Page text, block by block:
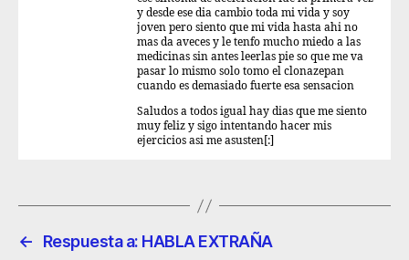
y desde ese dia cambio toda mi vida y soy
joven pero siento que mi vida hasta ahi no
mas da aveces y le tenfo mucho miedo a las
medicinas sin antes leerlas pie so que me va
pasar lo mismo solo tomo el clonazepan
cuando es demasiado fuerte esa sensacion
Saludos a todos igual hay dias que me siento
muy feliz y sigo intentando hacer mis
ejercicios asi me asusten[:]
←
Respuesta a: HABLA EXTRAÑA